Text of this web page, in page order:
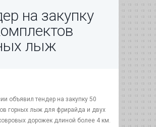
на закупку
лыж
объявил тендер на закупку 50
горных лыж для фрирайда и двух
дорожек длиной более 4 км.